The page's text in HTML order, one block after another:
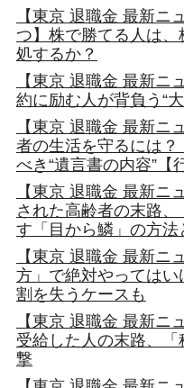
【東京 退職金 最新ニ
つ】株で勝てる人は
処するか？
【東京 退職金 最新ニ
約に励む人が背負う“
【東京 退職金 最新ニ
者の生活を守るには？
べき“遺言書の内容”【
【東京 退職金 最新ニ
された高齢者の末路
す「目から鱗」の方法
【東京 退職金 最新ニ
方」で絶対やっては
割を失うケースも
【東京 退職金 最新ニ
受給した人の末路、
撃